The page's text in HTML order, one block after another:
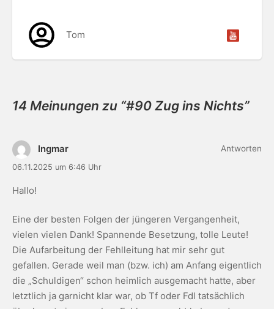
Tom
14 Meinungen zu “#90 Zug ins Nichts”
Ingmar
06.11.2025 um 6:46 Uhr
Hallo!
Eine der besten Folgen der jüngeren Vergangenheit,
vielen vielen Dank! Spannende Besetzung, tolle Leute!
Die Aufarbeitung der Fehlleitung hat mir sehr gut
gefallen. Gerade weil man (bzw. ich) am Anfang eigentlich
die „Schuldigen“ schon heimlich ausgemacht hatte, aber
letztlich ja garnicht klar war, ob Tf oder Fdl tatsächlich
Antworten